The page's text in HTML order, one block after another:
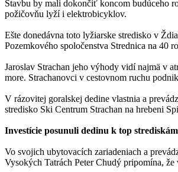
Stavbu by mali dokončiť koncom budúceho
požičovňu lyží i elektrobicyklov.
Ešte donedávna toto lyžiarske stredisko v
Pozemkového spoločenstva Strednica na 40
Jaroslav Strachan jeho výhody vidí najmä v
more. Strachanovci v cestovnom ruchu
V rázovitej goralskej dedine vlastnia a
stredisko Ski Centrum Strachan na hrebeni
Investície posunuli dedinu k top strediskám
Vo svojich ubytovacích zariadeniach a
Vysokých Tatrách Peter Chudý pripomína,